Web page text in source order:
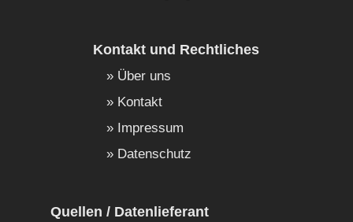
Kontakt und Rechtliches
Über uns
Kontakt
Impressum
Datenschutz
Quellen / Datenlieferant